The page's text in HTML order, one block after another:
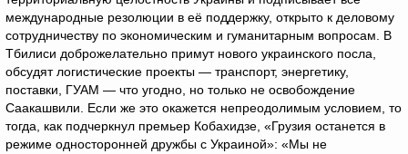
международные резолюции в её поддержку, открыто к деловому
сотрудничеству по экономическим и гуманитарным вопросам. В
Тбилиси доброжелательно примут нового украинского посла,
обсудят логистические проекты — транспорт, энергетику,
поставки, ГУАМ — что угодно, но только не освобождение
Саакашвили. Если же это окажется непреодолимым условием, то
тогда, как подчеркнул премьер Кобахидзе, «Грузия останется в
режиме односторонней дружбы с Украиной»: «Мы не